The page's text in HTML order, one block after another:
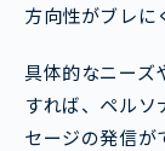
方向性がブレに
具体的なニーズ
すれば、ペルソ
セージの発信が